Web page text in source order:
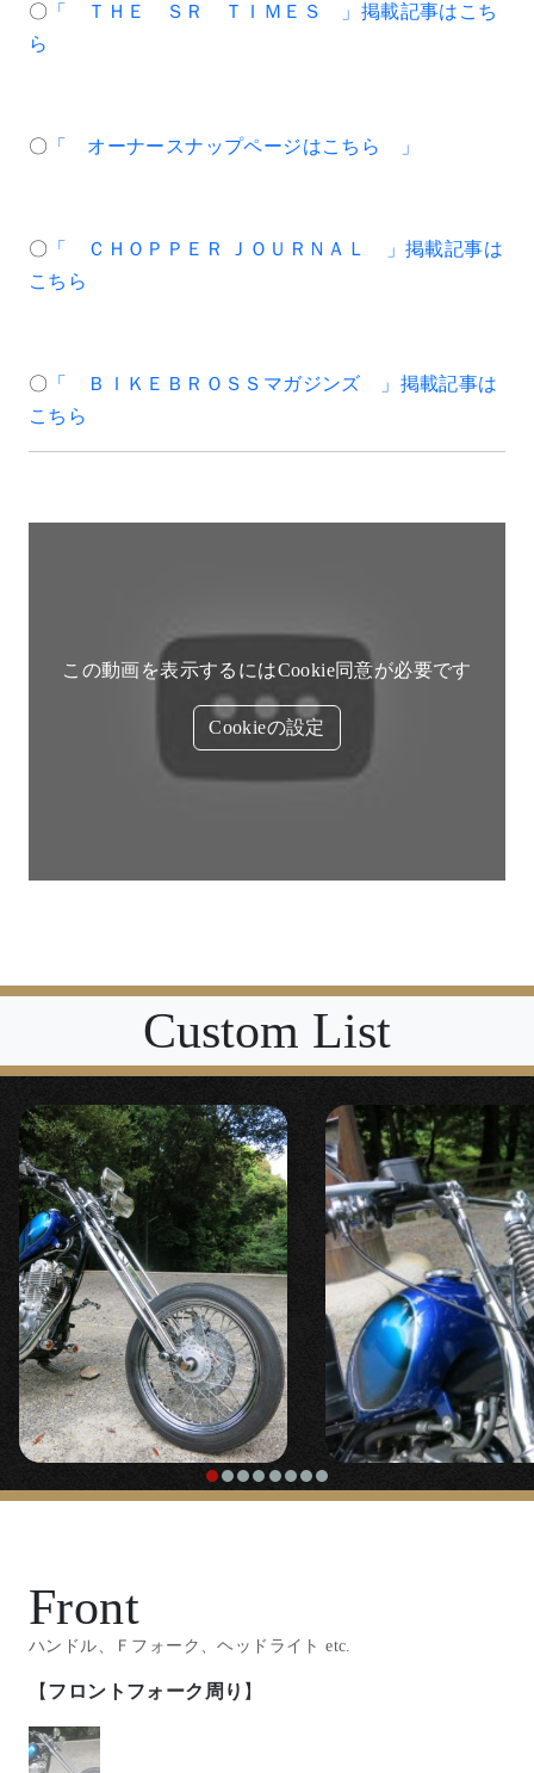
〇 「 ＴＨＥ ＳＲ ＴＩＭＥＳ 」掲載記事はこち
ら
〇 「 オーナースナップページはこちら 」
〇 「 ＣＨＯＰＰＥＲ ＪＯＵＲＮＡＬ 」掲載記事は
こちら
〇 「 ＢＩＫＥＢＲＯＳＳマガジンズ 」掲載記事は
こちら
この動画を表示するにはCookie同意が必要です
Cookieの設定
Custom List
Front
ハンドル、Ｆフォーク、ヘッドライト etc.
【 フロントフォーク周り 】